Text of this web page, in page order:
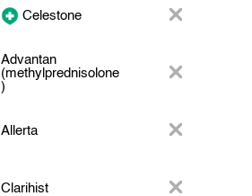
Celestone
Advantan
(methylprednisolone
)
Allerta
Clarihist